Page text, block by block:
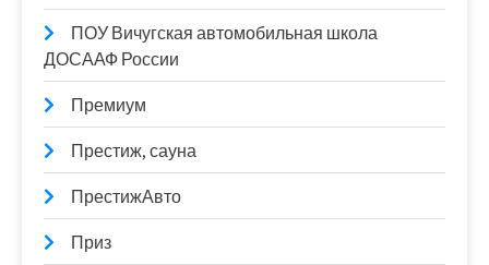
ПОУ Вичугская автомобильная школа
ДОСААФ России
Премиум
Престиж, сауна
ПрестижАвто
Приз